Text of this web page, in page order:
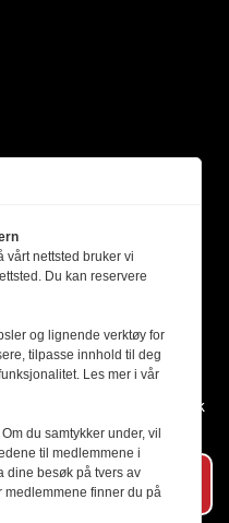
og presseetikken slik
vårt nettsted bruker vi
Du kan reservere
og lignende verktøy for
tilpasse innhold til deg
Les mer i vår
du samtykker under, vil
til medlemmene i
dine besøk på tvers av
medlemmene finner du på